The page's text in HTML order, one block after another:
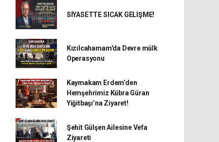
SİYASETTE SICAK GELİŞME!
Kızılcahamam'da Devre mülk
Operasyonu
Kaymakam Erdem’den
Hemşehrimiz Kübra Güran
Yiğitbaşı’na Ziyaret!
Şehit Gülşen Ailesine Vefa
Ziyareti